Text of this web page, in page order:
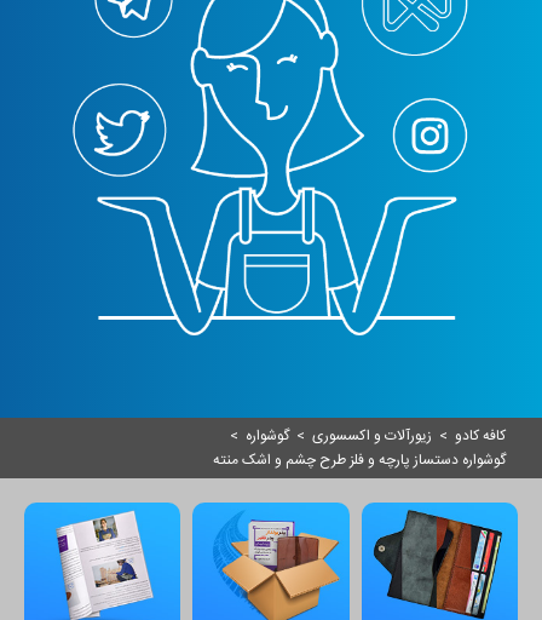
کافه کادو > زیورآلات و اکسسوری >گوشواره >
گوشواره دستساز پارچه و فلز طرح چشم و اشک منته